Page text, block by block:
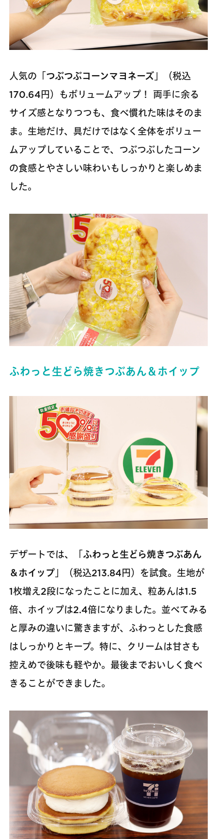
人気の「 つぶつぶコーンマヨネーズ 」（税込
170.64円）もボリュームアップ！ 両手に余る
サイズ感となりつつも、食べ慣れた味はそのま
ま。生地だけ、具だけではなく全体をボリュー
ムアップしていることで、つぶつぶしたコーン
の食感とやさしい味わいもしっかりと楽しめま
した。
ふわっと生どら焼きつぶあん＆ホイップ
デザートでは、「 ふわっと生どら焼きつぶあん
＆ホイップ 」（税込213.84円）を試食。生地が
1枚増え2段になったことに加え、粒あんは1.5
倍、ホイップは2.4倍になりました。並べてみる
と厚みの違いに驚きますが、ふわっとした食感
はしっかりとキープ。特に、クリームは甘さも
控えめで後味も軽やか。最後までおいしく食べ
きることができました。